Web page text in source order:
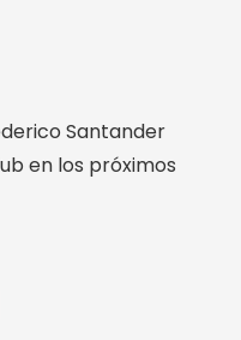
Santander
en los próximos